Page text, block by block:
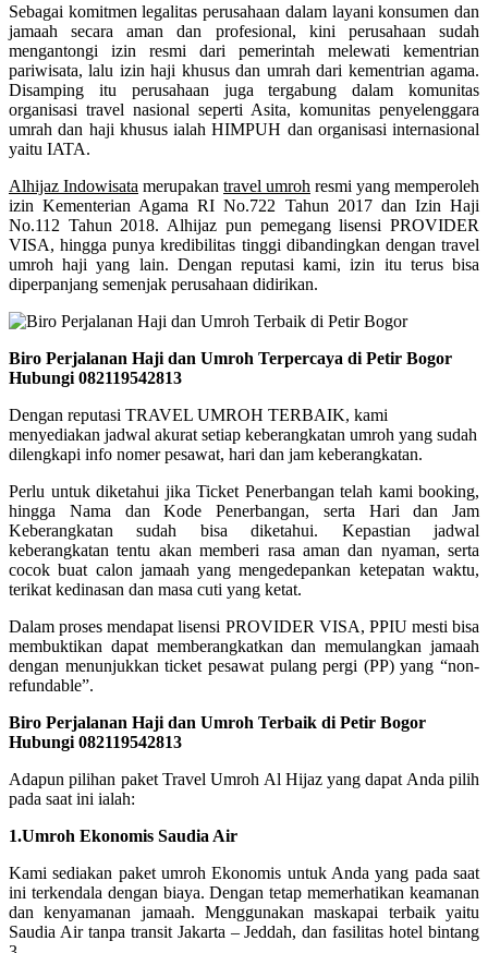
Sebagai komitmen legalitas perusahaan dalam layani konsumen dan
jamaah secara aman dan profesional, kini perusahaan sudah
mengantongi izin resmi dari pemerintah melewati kementrian
pariwisata, lalu izin haji khusus dan umrah dari kementrian agama.
Disamping itu perusahaan juga tergabung dalam komunitas
organisasi travel nasional seperti Asita, komunitas penyelenggara
umrah dan haji khusus ialah HIMPUH dan organisasi internasional
yaitu IATA.
Alhijaz Indowisata merupakan travel umroh resmi yang memperoleh
izin Kementerian Agama RI No.722 Tahun 2017 dan Izin Haji
No.112 Tahun 2018. Alhijaz pun pemegang lisensi PROVIDER
VISA, hingga punya kredibilitas tinggi dibandingkan dengan travel
umroh haji yang lain. Dengan reputasi kami, izin itu terus bisa
diperpanjang semenjak perusahaan didirikan.
Biro Perjalanan Haji dan Umroh Terpercaya di Petir Bogor
Hubungi 082119542813
Dengan reputasi TRAVEL UMROH TERBAIK, kami
menyediakan jadwal akurat setiap keberangkatan umroh yang sudah
dilengkapi info nomer pesawat, hari dan jam keberangkatan.
Perlu untuk diketahui jika Ticket Penerbangan telah kami booking,
hingga Nama dan Kode Penerbangan, serta Hari dan Jam
Keberangkatan sudah bisa diketahui. Kepastian jadwal
keberangkatan tentu akan memberi rasa aman dan nyaman, serta
cocok buat calon jamaah yang mengedepankan ketepatan waktu,
terikat kedinasan dan masa cuti yang ketat.
Dalam proses mendapat lisensi PROVIDER VISA, PPIU mesti bisa
membuktikan dapat memberangkatkan dan memulangkan jamaah
dengan menunjukkan ticket pesawat pulang pergi (PP) yang “non-
refundable”.
Biro Perjalanan Haji dan Umroh Terbaik di Petir Bogor
Hubungi 082119542813
Adapun pilihan paket Travel Umroh Al Hijaz yang dapat Anda pilih
pada saat ini ialah:
1.Umroh Ekonomis Saudia Air
Kami sediakan paket umroh Ekonomis untuk Anda yang pada saat
ini terkendala dengan biaya. Dengan tetap memerhatikan keamanan
dan kenyamanan jamaah. Menggunakan maskapai terbaik yaitu
Saudia Air tanpa transit Jakarta – Jeddah, dan fasilitas hotel bintang